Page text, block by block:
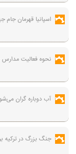
اسپانیا قهرمان جام
نحوه فعالیت
آب دوباره گران
جنگ بزرگ در ترکیه